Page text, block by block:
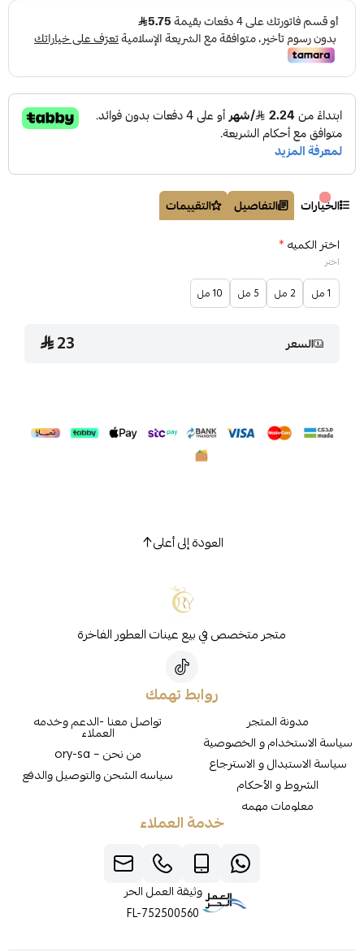
الخيارات التفاصيل
التقييمات
اختر الكميه*
اختر
1 مل 2 مل 5 مل 10 مل
السعر 23
العودة إلى أعلى
متجر متخصص في بيع عينات العطور الفاخرة
روابط تهمك
مدونة المتجر
سياسة الاستخدام و الخصوصية
سياسة الاستبدال و الاسترجاع
الشروط و الأحكام
معلومات مهمه
تواصل معنا -الدعم وخدمه
العملاء
من نحن – ory-sa
سياسه الشحن والتوصيل والدفع
خدمة العملاء
وثيقة العمل الحر
FL-752500560